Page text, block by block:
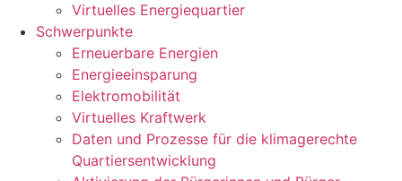
Virtuelles Energiequartier
Schwerpunkte
Erneuerbare Energien
Energieeinsparung
Elektromobilität
Virtuelles Kraftwerk
Daten und Prozesse für die klimagerechte
Quartiersentwicklung